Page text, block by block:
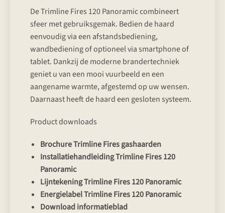
De Trimline Fires 120 Panoramic combineert
sfeer met gebruiksgemak. Bedien de haard
eenvoudig via een afstandsbediening,
wandbediening of optioneel via smartphone of
tablet. Dankzij de moderne brandertechniek
geniet u van een mooi vuurbeeld en een
aangename warmte, afgestemd op uw wensen.
Daarnaast heeft de haard een gesloten systeem.
Product downloads
Brochure Trimline Fires gashaarden
Installatiehandleiding Trimline Fires 120
Panoramic
Lijntekening Trimline Fires 120 Panoramic
Energielabel Trimline Fires 120 Panoramic
Download informatieblad